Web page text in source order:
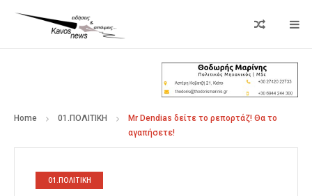
Home 01.ΠΟΛΙΤΙΚΗ
Mr Dendias δείτε το ρεπορτάζ! Θα το
αγαπήσετε!
01.ΠΟΛΙΤΙΚΗ